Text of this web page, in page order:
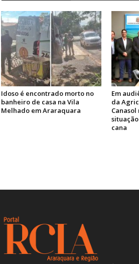
Idoso é encontrado morto no
banheiro de casa na Vila
Melhado em Araraquara
Em
da
cana